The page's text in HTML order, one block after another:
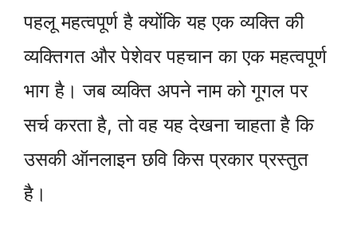
पहलू महत्वपूर्ण है क्योंकि यह एक व्यक्ति की
व्यक्तिगत और पेशेवर पहचान का एक महत्वपूर्ण
भाग है। जब व्यक्ति अपने नाम को गूगल पर
सर्च करता है, तो वह यह देखना चाहता है कि
उसकी ऑनलाइन छवि किस प्रकार प्रस्तुत
है।